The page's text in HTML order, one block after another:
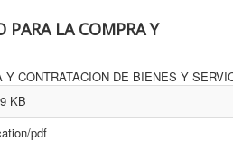
PARA LA COMPRA Y
KB
pdf